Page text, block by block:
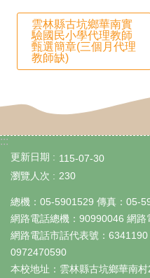
園
宣
導
區
回
首
頁
雲林縣古坑鄉華南實
驗國民小學代理教師
甄選簡章(三個月代理
教師缺)
:::
更新日期
115-07-30
瀏覽人次
230
總機：05-5901529 傳真：05-
網路電話總機：90990046 網路
網路電話市話代表號：6341190
0972470590
本校地址：雲林縣古坑鄉華南村